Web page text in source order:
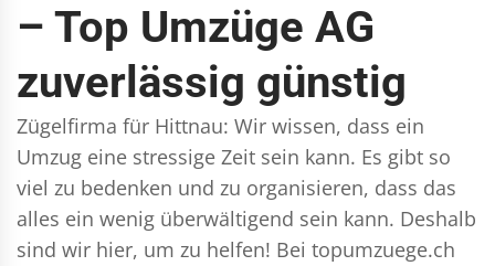
– Top Umzüge AG
zuverlässig günstig
Zügelfirma für Hittnau: Wir wissen, dass ein
Umzug eine stressige Zeit sein kann. Es gibt so
viel zu bedenken und zu organisieren, dass das
alles ein wenig überwältigend sein kann. Deshalb
sind wir hier, um zu helfen! Bei topumzuege.ch